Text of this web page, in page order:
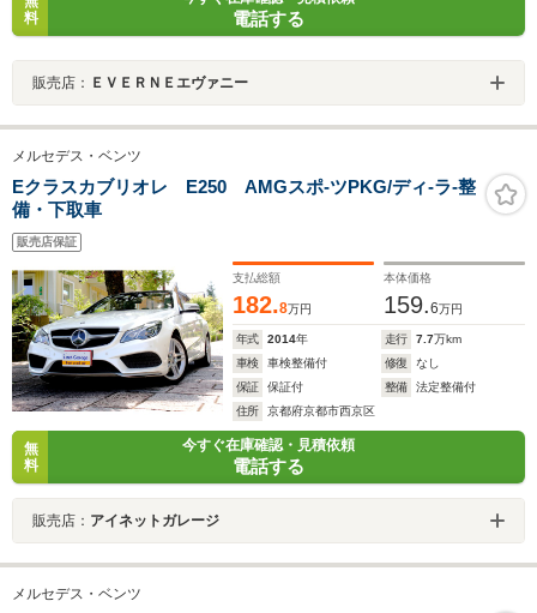
料
電話する
販売店： ＥＶＥＲＮＥエヴァニー
メルセデス・ベンツ
Eクラスカブリオレ E250 AMGスポ-ツPKG/ディ-ラ-整
備・下取車
販売店保証
支払総額
182.8万円
本体価格
159.6万円
年式 2014年 走行 7.7万km
車検
車検整備付 修復
なし
保証
保証付 整備
法定整備付
住所
京都府京都市西京区
無
料
今すぐ在庫確認・見積依頼
電話する
販売店： アイネットガレージ
メルセデス・ベンツ